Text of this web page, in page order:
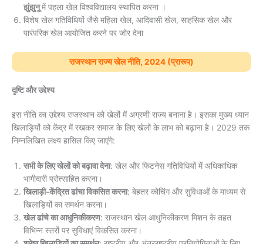
झुंझुनूमें पहला खेल विश्वविद्यालय स्थापित करना ।
विशेष खेल गतिविधियों जैसे महिला खेल, आदिवासी खेल, साहसिक खेल और
पारंपरिक खेल आयोजित करने पर जोर देना
राजस्थान राज्य खेल नीति, 2024 (प्रारूप)
दृष्टि और उद्देश्य
इस नीति का उद्देश्य राजस्थान को खेलों में अग्रणी राज्य बनाना है। इसका मुख्य ध्यान
खिलाड़ियों को केंद्र में रखकर समाज के लिए खेलों के लाभ को बढ़ाना है। 2029 तक
निम्नलिखित लक्ष्य हासिल किए जाएंगे:
सभी के लिए खेलों को बढ़ावा देना: खेल और फिटनेस गतिविधियों में अधिकाधिक
भागीदारी प्रोत्साहित करना।
खिलाड़ी-केंद्रित ढांचा विकसित करना: बेहतर कोचिंग और सुविधाओं के माध्यम से
खिलाड़ियों का समर्थन करना।
खेल ढांचे का आधुनिकीकरण: राजस्थान खेल आधुनिकीकरण मिशन के तहत
विभिन्न स्तरों पर सुविधाएं विकसित करना।